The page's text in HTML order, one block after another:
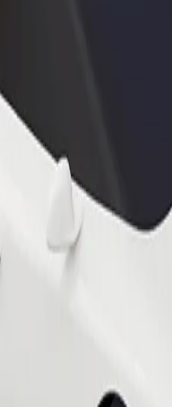
აღმოაჩინე ჩვენი სერვისები და იპოვე
გადმოწერე აპლიკაცია